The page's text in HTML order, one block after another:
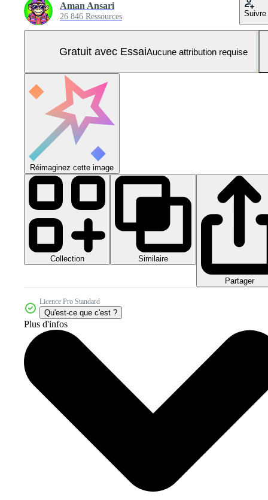
Aman Ansari
26 846 Ressources Suivre
Gratuit avec EssaiAucune attribution requise
Réimaginez cette image
Collection Similaire
Partager
Licence Pro Standard
Qu'est-ce que c'est ?
Plus d'infos